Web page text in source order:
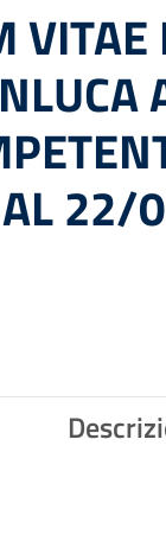
VITAE
22/